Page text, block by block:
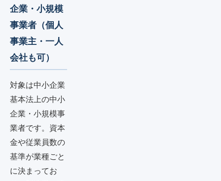
企業・小規模
事業者（個人
事業主・一人
会社も可）
対象は中小企業
基本法上の中小
企業・小規模事
業者です。資本
金や従業員数の
基準が業種ごと
に決まってお